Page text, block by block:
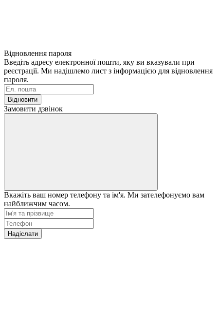
Відновлення пароля
Введіть адресу електронної пошти, яку ви вказували при
реєстрації. Ми надішлемо лист з інформацією для відновлення
пароля.
Відновити
Замовити дзвінок
Вкажіть ваш номер телефону та ім'я. Ми зателефонуємо вам
найближчим часом.
Надіслати